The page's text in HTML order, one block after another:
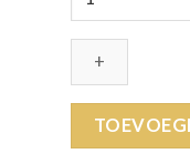
aantal